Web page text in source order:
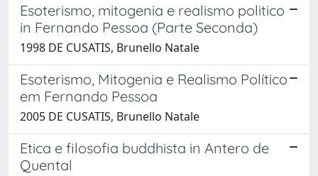
Esoterismo, mitogenia e realismo politico
in Fernando Pessoa (Parte Seconda)
1998 DE CUSATIS, Brunello Natale
Esoterismo, Mitogenia e Realismo Político
em Fernando Pessoa
2005 DE CUSATIS, Brunello Natale
Etica e filosofia buddhista in Antero de
Quental